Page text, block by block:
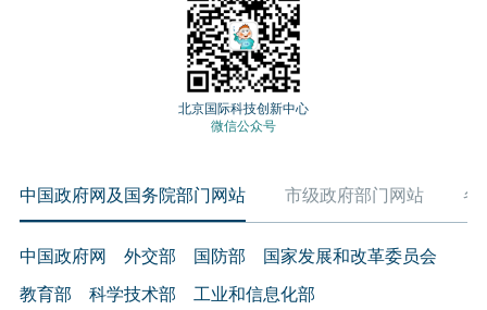
北京国际科技创新中心
微信公众号
中国政府网及国务院部门网站 市级政府部门网站 各
中国政府网 外交部 国防部 国家发展和改革委员会
教育部 科学技术部 工业和信息化部